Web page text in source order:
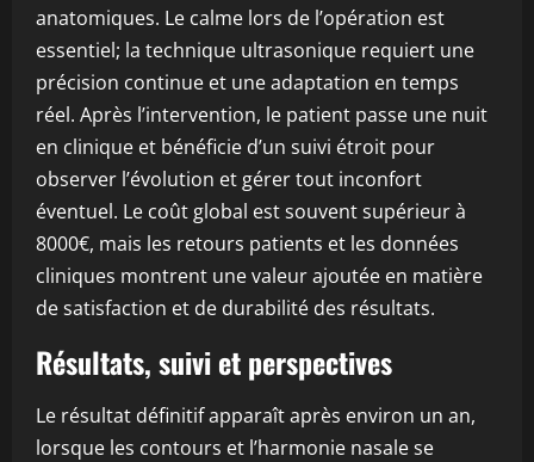
anatomiques. Le calme lors de l’opération est
essentiel; la technique ultrasonique requiert une
précision continue et une adaptation en temps
réel. Après l’intervention, le patient passe une nuit
en clinique et bénéficie d’un suivi étroit pour
observer l’évolution et gérer tout inconfort
éventuel. Le coût global est souvent supérieur à
8000€, mais les retours patients et les données
cliniques montrent une valeur ajoutée en matière
de satisfaction et de durabilité des résultats.
Résultats, suivi et perspectives
Le résultat définitif apparaît après environ un an,
lorsque les contours et l’harmonie nasale se